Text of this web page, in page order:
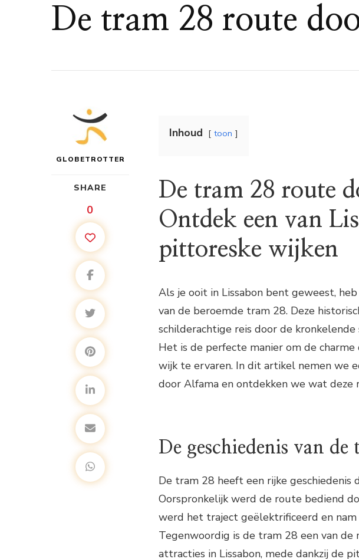
De tram 28 route
GLOBETROTTER
SHARE
0
Inhoud toon
De tram 28 route
Ontdek een van
pittoreske wijken
Als je ooit in Lissabon bent geweest,
van de beroemde tram 28. Deze
schilderachtige reis door de
Het is de perfecte manier om de charme
wijk te ervaren. In dit artikel nemen we
door Alfama en ontdekken we wat deze
De geschiedenis van de
De tram 28 heeft een rijke
Oorspronkelijk werd de route bediend
werd het traject geëlektrificeerd en
Tegenwoordig is de tram 28 een van
attracties in Lissabon, mede dankzij de